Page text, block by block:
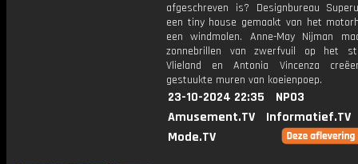
afgeschreven is? Designbureau
een tiny house gemaakt van het
een windmolen. Anne-May Nijman
zonnebrillen van zwerfvuil op het
Vlieland en Antonia Vincenza
gestuukte muren van koeienpoep.
23-10-2024 22:35
NPO3
Amusement.TV
Informatief.TV
Mode.TV